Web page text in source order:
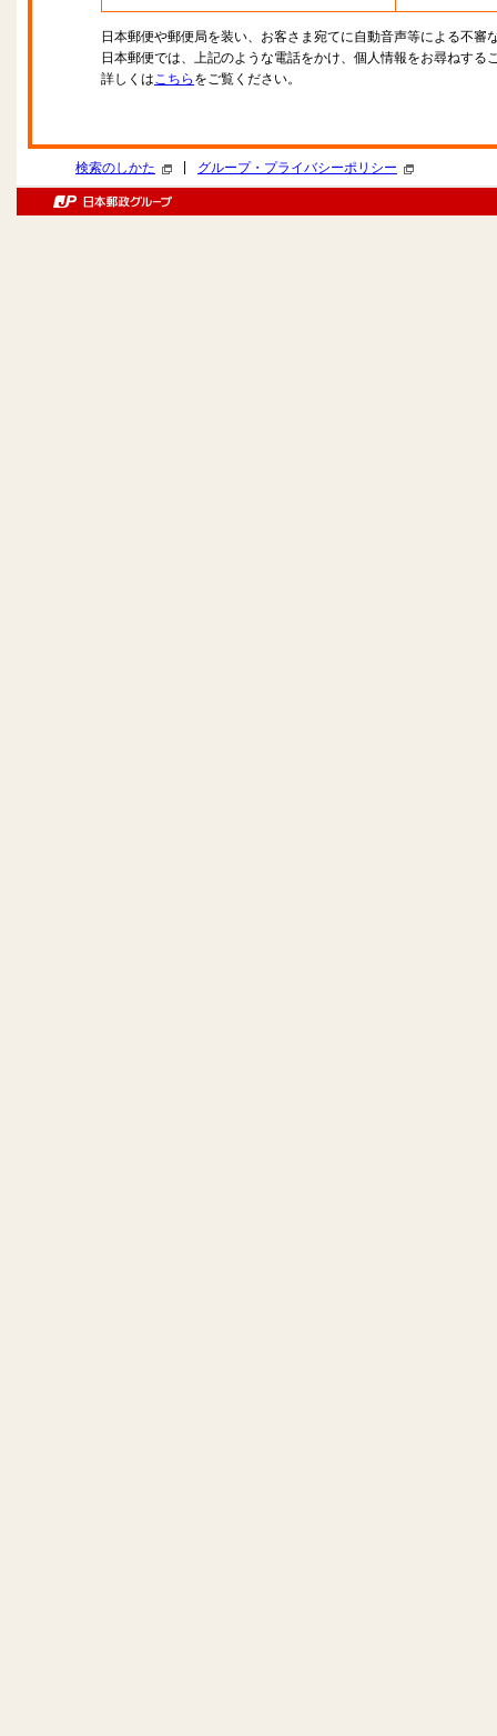
日本郵便や郵便局を装い、お客さま宛てに自動音声等による不審
日本郵便では、上記のような電話をかけ、個人情報をお尋ねする
詳しくはこちら をご覧ください。
検索のしかた グループ・プライバシーポリシー